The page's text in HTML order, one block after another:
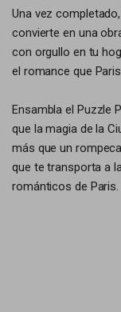
Una vez
convierte en una
con orgullo en tu
el romance que
Ensambla el Puzzle
que la magia de la
más que un
que te transporta a
románticos de Paris.